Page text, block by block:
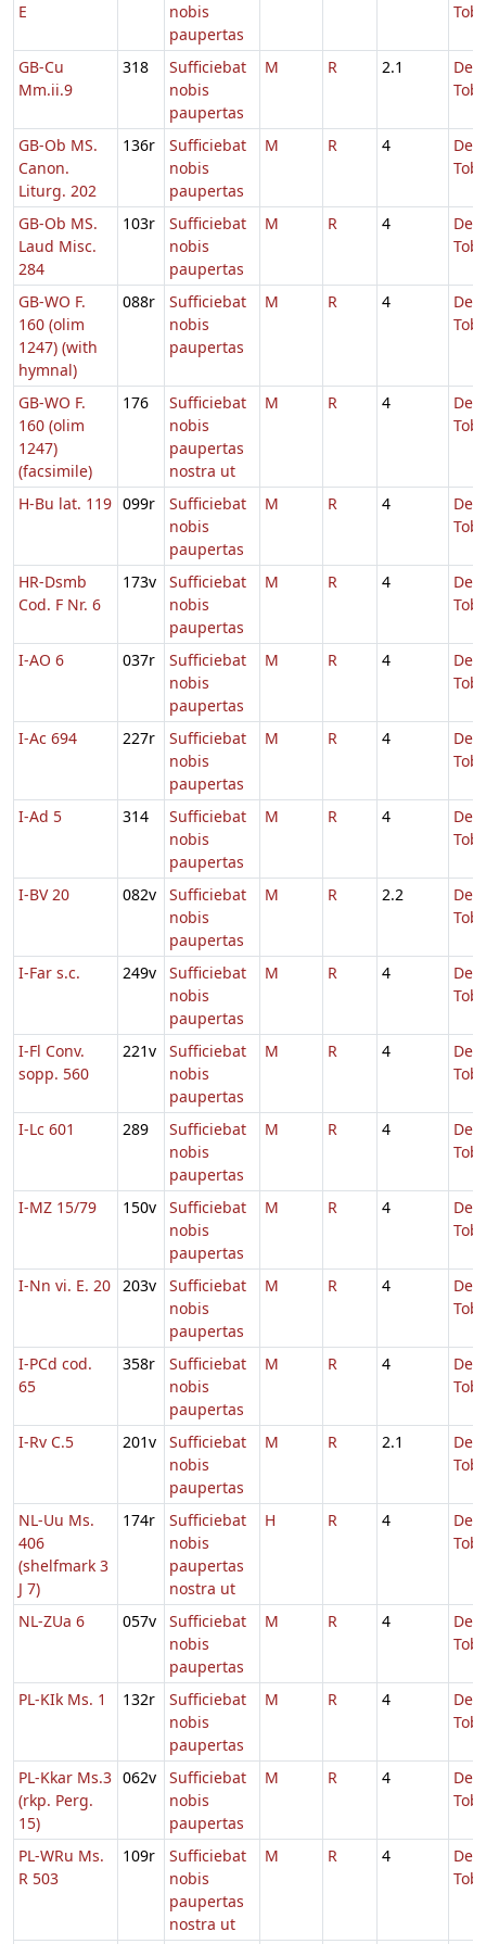
E
nobis
paupertas
GB-Cu
Mm.ii.9
318
Sufficiebat
nobis
paupertas
M R 2.1
De
GB-Ob MS.
Canon.
Liturg. 202
136r
Sufficiebat
nobis
paupertas
M R 4
De
GB-Ob MS.
Laud Misc.
284
103r
Sufficiebat
nobis
paupertas
M R 4
De
GB-WO F.
160 (olim
1247) (with
hymnal)
088r
Sufficiebat
nobis
paupertas
M R 4
De
GB-WO F.
160 (olim
1247)
(facsimile)
176
Sufficiebat
nobis
paupertas
nostra ut
M R 4
De
H-Bu lat. 119 099r
Sufficiebat
nobis
paupertas
M R 4
De
HR-Dsmb
Cod. F Nr. 6
173v
Sufficiebat
nobis
paupertas
M R 4
De
I-AO 6 037r
Sufficiebat
nobis
paupertas
M R 4
De
I-Ac 694 227r
Sufficiebat
nobis
paupertas
M R 4
De
I-Ad 5 314
Sufficiebat
nobis
paupertas
M R 4
De
I-BV 20 082v
Sufficiebat
nobis
paupertas
M R 2.2
De
I-Far s.c. 249v
Sufficiebat
nobis
paupertas
M R 4
De
I-Fl Conv.
sopp. 560
221v
Sufficiebat
nobis
paupertas
M R 4
De
I-Lc 601 289
Sufficiebat
nobis
paupertas
M R 4
De
I-MZ 15/79 150v
Sufficiebat
nobis
paupertas
M R 4
De
I-Nn vi. E. 20 203v
Sufficiebat
nobis
paupertas
M R 4
De
I-PCd cod.
65
358r
Sufficiebat
nobis
paupertas
M R 4
De
I-Rv C.5 201v
Sufficiebat
nobis
paupertas
M R 2.1
De
NL-Uu Ms.
406
(shelfmark 3
J 7)
174r
Sufficiebat
nobis
paupertas
nostra ut
H R 4
De
NL-ZUa 6 057v
Sufficiebat
nobis
paupertas
M R 4
De
PL-KIk Ms. 1 132r
Sufficiebat
nobis
paupertas
M R 4
De
PL-Kkar Ms.3
(rkp. Perg.
15)
062v
Sufficiebat
nobis
paupertas
M R 4
De
PL-WRu Ms.
R 503
109r
Sufficiebat
nobis
paupertas
nostra ut
M R 4
De